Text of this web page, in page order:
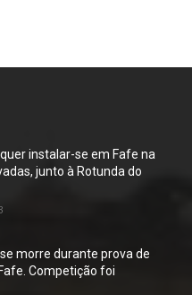
instalar-se em Fafe na
junto à Rotunda do
morre durante prova de
Competição foi